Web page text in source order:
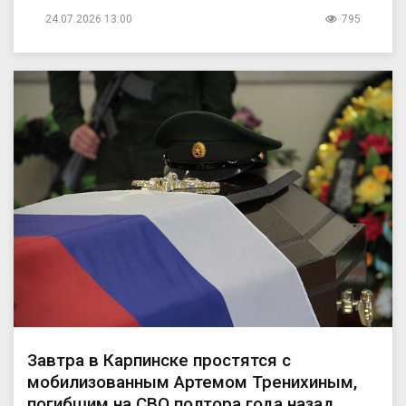
24.07.2026 13:00 795
Завтра в Карпинске простятся с
мобилизованным Артемом Тренихиным,